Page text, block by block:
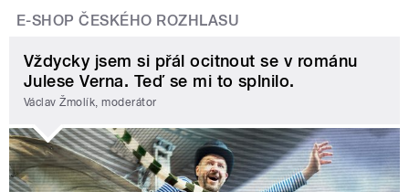
E-SHOP ČESKÉHO ROZHLASU
Vždycky jsem si přál ocitnout se v románu
Julese Verna. Teď se mi to splnilo.
Václav Žmolík, moderátor